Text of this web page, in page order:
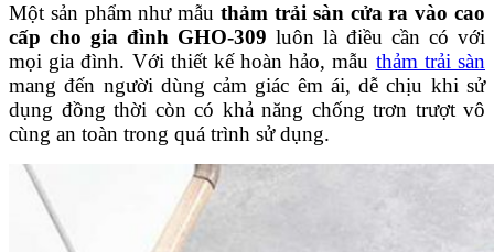
Một sản phẩm như mẫuthảm trải sàn cửa ra vào cao
cấp cho gia đình GHO-309 luôn là điều cần có với
mọi gia đình. Với thiết kế hoàn hảo, mẫu thảm trải sàn
mang đến người dùng cảm giác êm ái, dễ chịu khi sử
dụng đồng thời còn có khả năng chống trơn trượt vô
cùng an toàn trong quá trình sử dụng.